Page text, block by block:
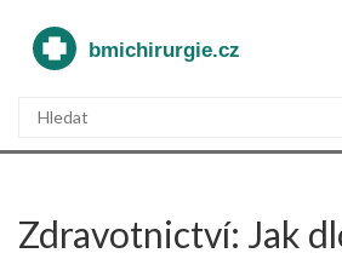
Zdravotnictví: Jak